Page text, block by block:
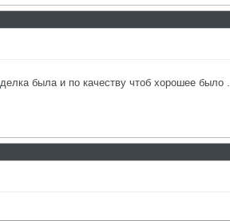
была и по качеству чтоб хорошее было .